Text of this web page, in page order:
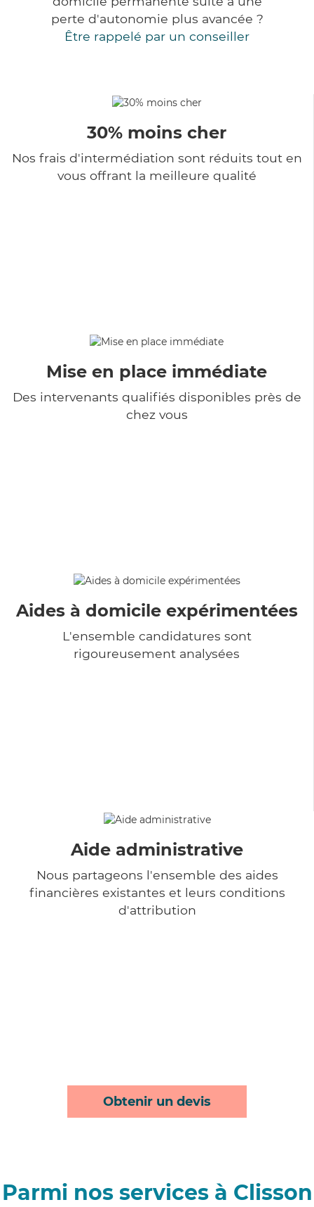
perte d'autonomie plus avancée ?
Être rappelé par un conseiller
30% moins cher
Nos frais d'intermédiation sont réduits tout en
vous offrant la meilleure qualité
Mise en place immédiate
Des intervenants qualifiés disponibles près de
chez vous
Aides à domicile expérimentées
L'ensemble candidatures sont
rigoureusement analysées
Aide administrative
Nous partageons l'ensemble des aides
financières existantes et leurs conditions
d'attribution
Obtenir un devis
Parmi nos services à Clisson